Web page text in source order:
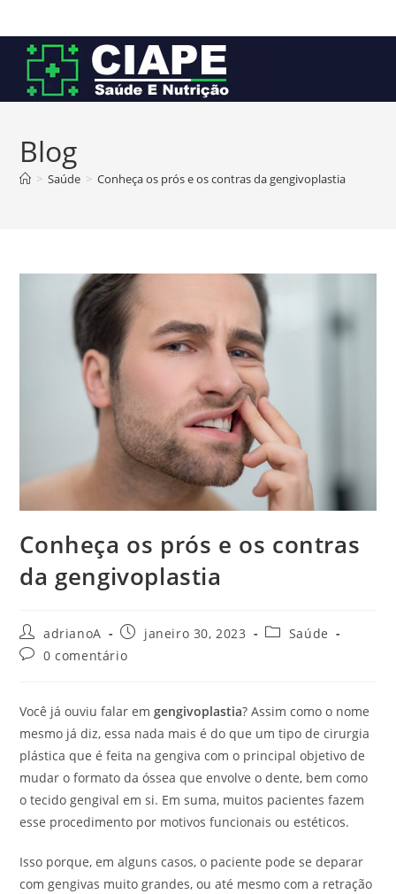
para
conteúdo
Blog
> Saúde > Conheça os prós e os contras da gengivoplastia
Conheça os prós e os contras
da gengivoplastia
Autor
do
post:
adrianoA
Postjaneiro 30, 2023
Categoria
Saúde
Comentários
0 comentário
Você já ouviu falar emgengivoplastia? Assim como o nome
mesmo já diz, essa nada mais é do que um tipo de cirurgia
plástica que é feita na gengiva com o principal objetivo de
mudar o formato da óssea que envolve o dente, bem como
o tecido gengival em si. Em suma, muitos pacientes fazem
esse procedimento por motivos funcionais ou estéticos.
Isso porque, em alguns casos, o paciente pode se deparar
com gengivas muito grandes, ou até mesmo com a retração